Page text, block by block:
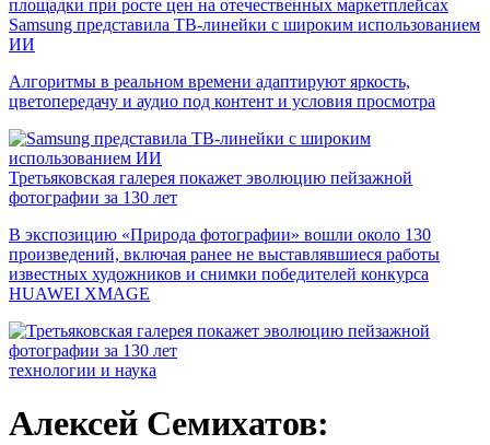
Samsung представила ТВ-линейки с широким использованием
ИИ
Алгоритмы в реальном времени адаптируют яркость,
цветопередачу и аудио под контент и условия просмотра
Третьяковская галерея покажет эволюцию пейзажной
фотографии за 130 лет
В экспозицию «Природа фотографии» вошли около 130
произведений, включая ранее не выставлявшиеся работы
известных художников и снимки победителей конкурса
HUAWEI XMAGE
технологии и наука
Алексей Семихатов: